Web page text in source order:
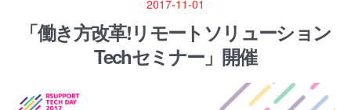
2017-11-01
「働き方改革!リモートソリューション
Techセミナー」開催